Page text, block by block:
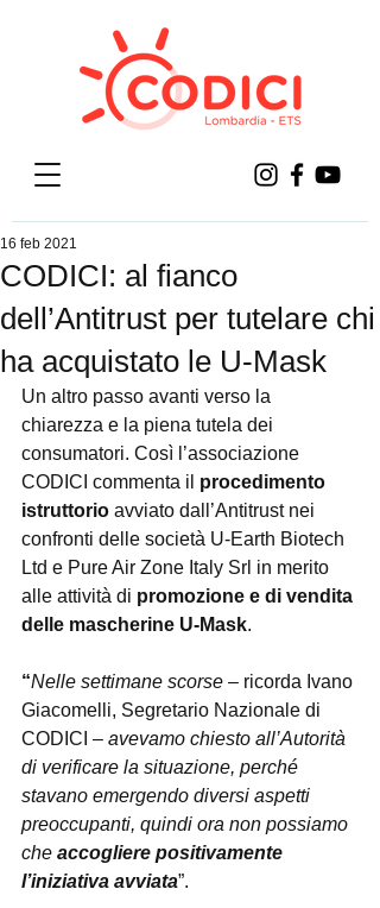
CODICI: al fianco
dell’Antitrust per tutelare chi
ha acquistato le U-Mask
16 feb 2021
Un altro passo avanti verso la
chiarezza e la piena tutela dei
consumatori. Così l’associazione
CODICI commenta il procedimento
istruttorio avviato dall’Antitrust nei
confronti delle società U-Earth Biotech
Ltd e Pure Air Zone Italy Srl in merito
alle attività di promozione e di vendita
delle mascherine U-Mask.
“Nelle settimane scorse – ricorda Ivano
Giacomelli, Segretario Nazionale di
CODICI – avevamo chiesto all’Autorità
di verificare la situazione, perché
stavano emergendo diversi aspetti
preoccupanti, quindi ora non possiamo
che accogliere positivamente
l’iniziativa avviata”.